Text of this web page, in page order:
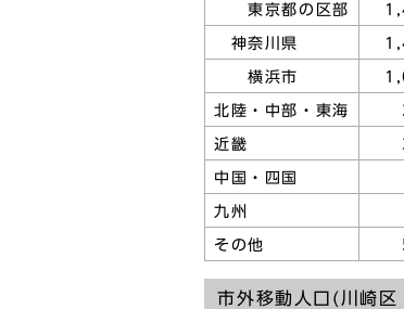
東京都の区部
神奈川県
横浜市
北陸・中部・東海
近畿
中国・四国
九州
その他
市外移動人口(川崎区